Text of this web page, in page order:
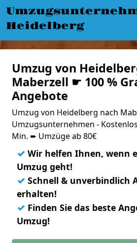
Heidelberg
Umzug von
Maberzell ☛ 100 %
Angebote
Umzug von Heidelberg nach
Umzugsunternehmen -
Min. ➨ Umzüge ab 80€
✓ Wir helfen Ihnen, wenn
Umzug geht!
✓ Schnell & unverbindlich
erhalten!
✓ Finden Sie das beste
Umzug!